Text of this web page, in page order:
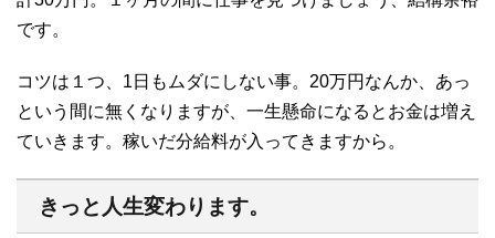
です。
コツは１つ、1日もムダにしない事。20万円なんか、あっ
という間に無くなりますが、一生懸命になるとお金は増え
ていきます。稼いだ分給料が入ってきますから。
きっと人生変わります。